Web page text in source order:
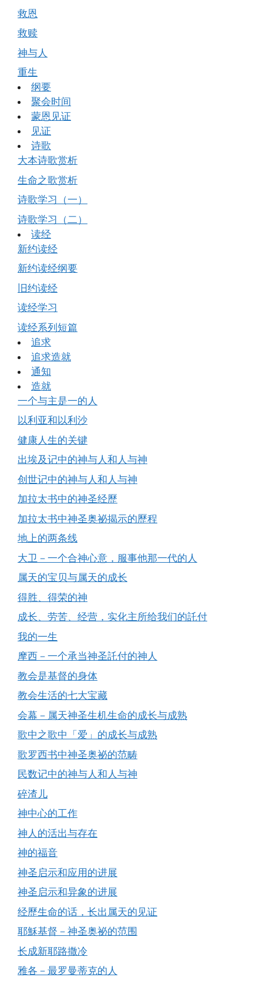
救恩
救赎
神与人
重生
纲要
聚会时间
蒙恩见证
见证
诗歌
大本诗歌赏析
生命之歌赏析
诗歌学习（一）
诗歌学习（二）
读经
新约读经
新约读经纲要
旧约读经
读经学习
读经系列短篇
追求
追求造就
通知
造就
一个与主是一的人
以利亚和以利沙
健康人生的关键
出埃及记中的神与人和人与神
创世记中的神与人和人与神
加拉太书中的神圣经歷
加拉太书中神圣奥祕揭示的歷程
地上的两条线
大卫－一个合神心意，服事他那一代的人
属天的宝贝与属天的成长
得胜、得荣的神
成长、劳苦、经营，实化主所给我们的託付
我的一生
摩西－一个承当神圣託付的神人
教会是基督的身体
教会生活的七大宝藏
会幕－属天神圣生机生命的成长与成熟
歌中之歌中「爱」的成长与成熟
歌罗西书中神圣奥祕的范畴
民数记中的神与人和人与神
碎渣儿
神中心的工作
神人的活出与存在
神的福音
神圣启示和应用的进展
神圣启示和异象的进展
经歷生命的话，长出属天的见证
耶穌基督－神圣奥祕的范围
长成新耶路撒冷
雅各－最罗曼蒂克的人